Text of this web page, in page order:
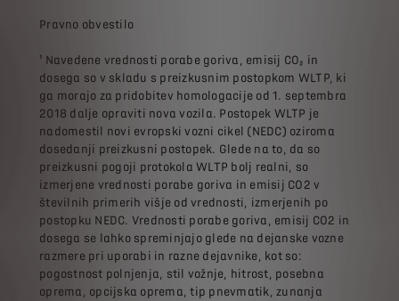
Pravno obvestilo
¹ Navedene vrednosti porabe goriva, emisij CO₂ in
dosega so v skladu s preizkusnim postopkom WLTP, ki
ga morajo za pridobitev homologacije od 1. septembra
2018 dalje opraviti nova vozila. Postopek WLTP je
nadomestil novi evropski vozni cikel (NEDC) oziroma
dosedanji preizkusni postopek. Glede na to, da so
preizkusni pogoji protokola WLTP bolj realni, so
izmerjene vrednosti porabe goriva in emisij CO2 v
številnih primerih višje od vrednosti, izmerjenih po
postopku NEDC. Vrednosti porabe goriva, emisij CO2 in
dosega se lahko spreminjajo glede na dejanske vozne
razmere pri uporabi in razne dejavnike, kot so:
pogostnost polnjenja, stil vožnje, hitrost, posebna
oprema, opcijska oprema, tip pnevmatik, zunanja